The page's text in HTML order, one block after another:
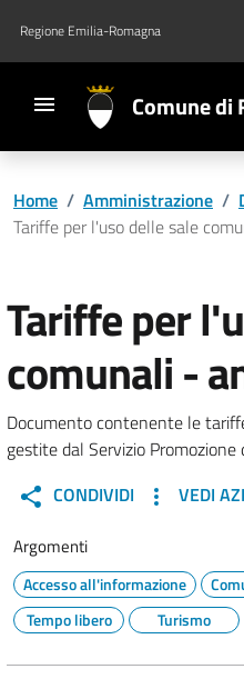
Vai al contenuto principale
Vai al footer
Regione Emilia-Romagna
Comune di
Home / Amministrazione /
Tariffe per l'uso delle sale
Tariffe per
comunali -
Documento contenente le
gestite dal Servizio
CONDIVIDI
VEDI
Argomenti
Accesso all'informazione
Tempo libero
Turismo